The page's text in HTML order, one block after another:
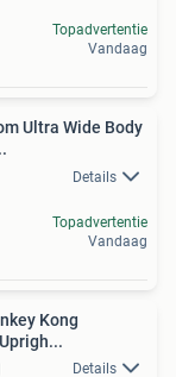
Topadvertentie
Vandaag
Ultra Wide Body
Details
Topadvertentie
Vandaag
Kong
Details